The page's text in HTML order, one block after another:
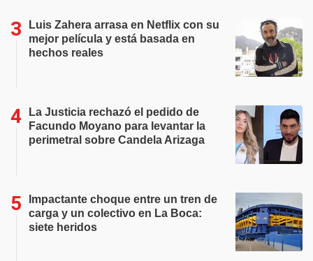
Luis Zahera arrasa en Netflix con su
mejor película y está basada en
hechos reales
La Justicia rechazó el pedido de
Facundo Moyano para levantar la
perimetral sobre Candela Arizaga
Impactante choque entre un tren de
carga y un colectivo en La Boca:
siete heridos